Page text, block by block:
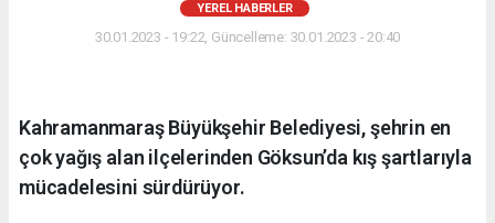
YEREL HABERLER
30.01.2023 - 19:22, Güncelleme: 30.01.2023 - 20:40
Kahramanmaraş Büyükşehir Belediyesi, şehrin en
çok yağış alan ilçelerinden Göksun’da kış şartlarıyla
mücadelesini sürdürüyor.